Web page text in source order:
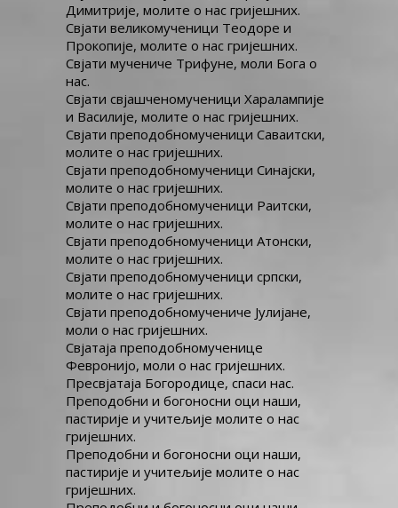
Димитрије, молите о нас гријешних.
Свјати великомученици Теодоре и
Прокопије, молите о нас гријешних.
Свјати мучениче Трифуне, моли Бога о
нас.
Свјати свјашченомученици Харалампије
и Василије, молите о нас гријешних.
Свјати преподобномученици Саваитски,
молите о нас гријешних.
Свјати преподобномученици Синајски,
молите о нас гријешних.
Свјати преподобномученици Раитски,
молите о нас гријешних.
Свјати преподобномученици Атонски,
молите о нас гријешних.
Свјати преподобномученици српски,
молите о нас гријешних.
Свјати преподобномучениче Јулијане,
моли о нас гријешних.
Свјатаја преподобномученице
Февронијо, моли о нас гријешних.
Пресвјатаја Богородице, спаси нас.
Преподобни и богоносни оци наши,
пастирије и учитељије молите о нас
гријешних.
Преподобни и богоносни оци наши,
пастирије и учитељије молите о нас
гријешних.